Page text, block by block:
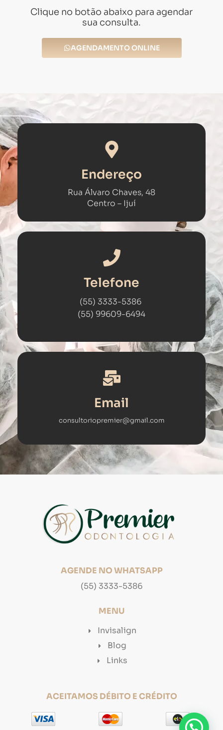
Clique no botão abaixo para agendar
sua consulta.
AGENDAMENTO ONLINE
Endereço
Rua Álvaro Chaves, 48
Centro – Ijuí​
Telefone
(55) 3333-5386
(55) 99609-6494
Email
consultoriopremier@gmail.com
AGENDE NO WHATSAPP
(55) 3333-5386
MENU
Invisalign
Blog
Links
ACEITAMOS DÉBITO E CRÉDITO